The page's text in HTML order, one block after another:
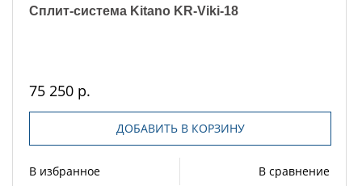
Сплит-система Kitano KR-Viki-18
75 250 р.
ДОБАВИТЬ В КОРЗИНУ
В избранное В сравнение